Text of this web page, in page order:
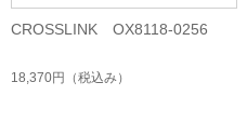
CROSSLINK OX8118-0256
18,370円 （税込み）